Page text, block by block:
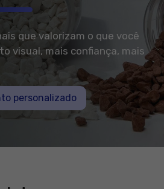
que valorizam o que você
visual, mais confiança, mais
personalizado